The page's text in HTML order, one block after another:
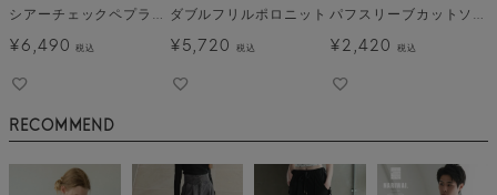
シアーチェックペプラムチュニック メール便
¥6,490 税込
ダブルフリルポロニット
¥5,720 税込
パフスリーブカットソー メール便
¥2,420 税込
RECOMMEND